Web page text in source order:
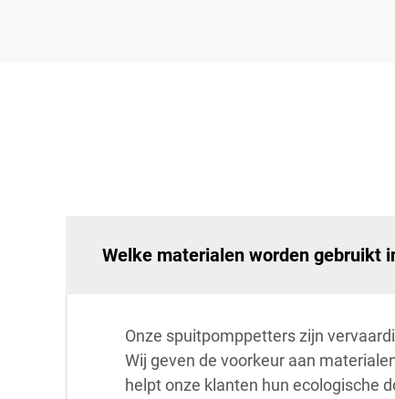
Welke materialen worden gebruikt
Onze spuitpomppetters zijn
Wij geven de voorkeur aan
helpt onze klanten hun ecologische